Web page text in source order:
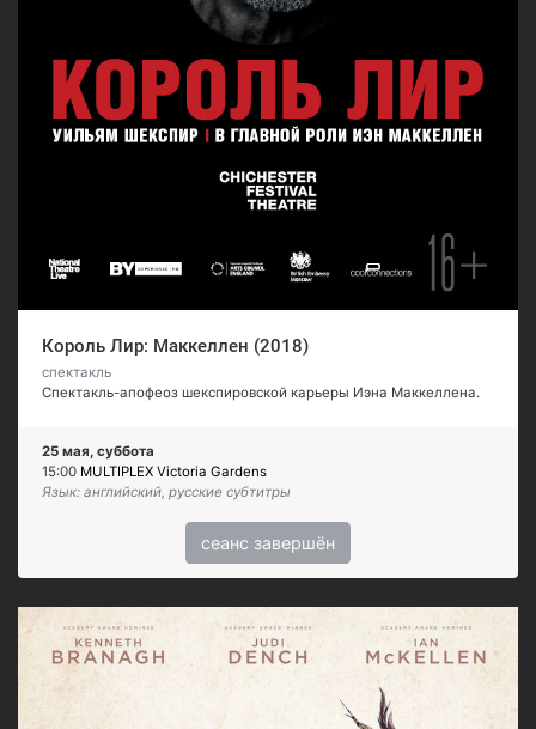
Король Лир: Маккеллен (2018)
спектакль
Спектакль-апофеоз шекспировской карьеры Иэна Маккеллена.
25 мая, суббота
15:00 MULTIPLEX Victoria Gardens
Язык: английский, русские субтитры
сеанс завершён